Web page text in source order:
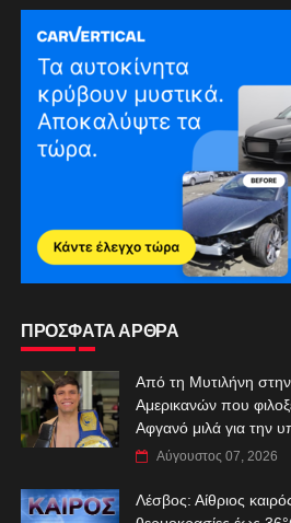
ΠΡΟΣΦΑΤΑ ΑΡΘΡΑ
Από τη Μυτιλήνη
Αμερικανών που
Αφγανό μιλά για την
Αύγουστος 07, 2026
Λέσβος: Αίθριος